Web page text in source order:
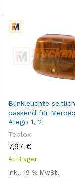
Blinkleuchte
passend für
Atego 1, 2
Teblox
7,97 €
Auf Lager
inkl. 19 % MwSt.